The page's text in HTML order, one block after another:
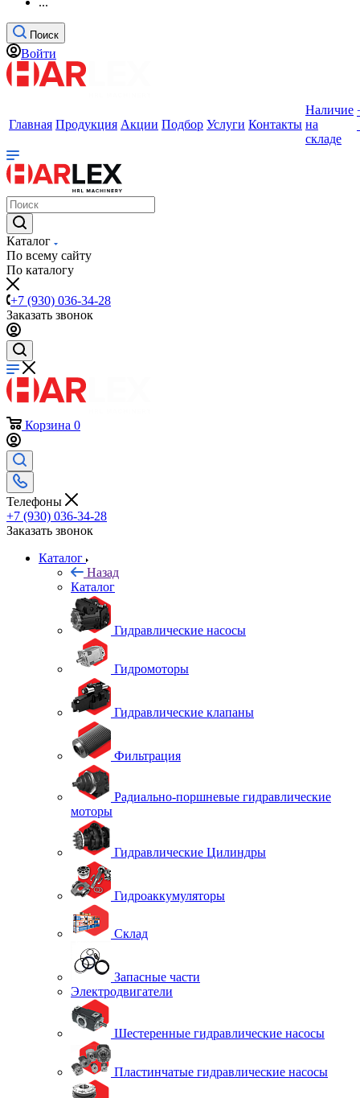
Поиск
Войти
Главная Продукция Акции Подбор Услуги Контакты
Наличие
на
складе
Каталог
По всему сайту
По каталогу
+7 (930) 036-34-28
Заказать звонок
Корзина 0
Телефоны
+7 (930) 036-34-28
Заказать звонок
Каталог
Назад
Каталог
Гидравлические насосы
Гидромоторы
Гидравлические клапаны
Фильтрация
Радиально-поршневые гидравлические
моторы
Гидравлические Цилиндры
Гидроаккумуляторы
Склад
Запасные части
Электродвигатели
Шестеренные гидравлические насосы
Пластинчатые гидравлические насосы